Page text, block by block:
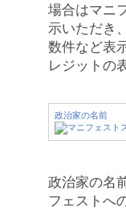
場合はマニ
示いただき、
数件など表
レジットの
政治家の名前
政治家の名
フェストへ